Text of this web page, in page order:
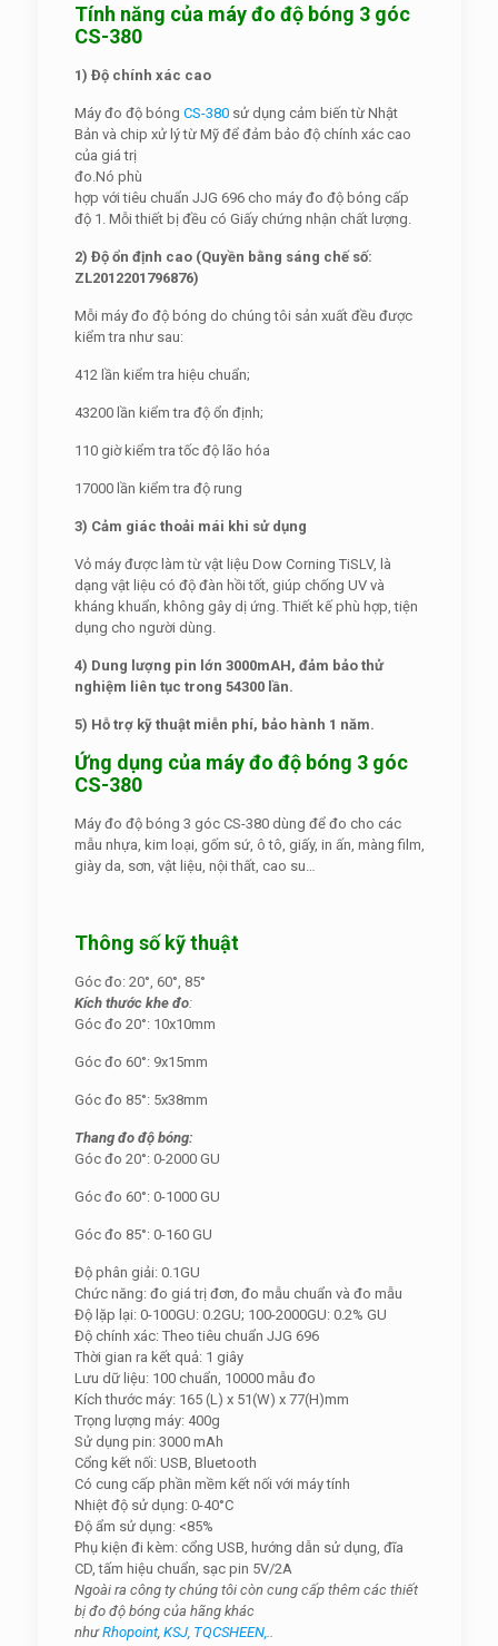
Tính năng của máy đo độ bóng 3 góc
CS-380
1) Độ chính xác cao
Máy đo độ bóng CS-380sử dụng cảm biến từ Nhật
Bản và chip xử lý từ Mỹ để đảm bảo độ chính xác cao
của giá trị
đo.Nó phù
hợp với tiêu chuẩn JJG 696 cho máy đo độ bóng cấp
độ 1. Mỗi thiết bị đều có Giấy chứng nhận chất lượng.
2) Độ ổn định cao (Quyền bằng sáng chế số:
ZL2012201796876)
Mỗi máy đo độ bóng do chúng tôi sản xuất đều được
kiểm tra như sau:
412 lần kiểm tra hiệu chuẩn;
43200 lần kiểm tra độ ổn định;
110 giờ kiểm tra tốc độ lão hóa
17000 lần kiểm tra độ rung
3) Cảm giác thoải mái khi sử dụng
Vỏ máy được làm từ vật liệu Dow Corning TiSLV, là
dạng vật liệu có độ đàn hồi tốt, giúp chống UV và
kháng khuẩn, không gây dị ứng. Thiết kế phù hợp, tiện
dụng cho người dùng.
4) Dung lượng pin lớn 3000mAH, đảm bảo thử
nghiệm liên tục trong 54300 lần.
5) Hỗ trợ kỹ thuật miễn phí, bảo hành 1 năm.
Ứng dụng của máy đo độ bóng 3 góc
CS-380
Máy đo độ bóng 3 góc CS-380 dùng để đo cho các
mẫu nhựa, kim loại, gốm sứ, ô tô, giấy, in ấn, màng film,
giày da, sơn, vật liệu, nội thất, cao su…
Thông số kỹ thuật
Góc đo: 20°, 60°, 85°
Kích thước khe đo:
Góc đo 20°: 10x10mm
Góc đo 60°: 9x15mm
Góc đo 85°: 5x38mm
Thang đo độ bóng:
Góc đo 20°: 0-2000 GU
Góc đo 60°: 0-1000 GU
Góc đo 85°: 0-160 GU
Độ phân giải: 0.1GU
Chức năng: đo giá trị đơn, đo mẫu chuẩn và đo mẫu
Độ lặp lại: 0-100GU: 0.2GU; 100-2000GU: 0.2% GU
Độ chính xác: Theo tiêu chuẩn JJG 696
Thời gian ra kết quả: 1 giây
Lưu dữ liệu: 100 chuẩn, 10000 mẫu đo
Kích thước máy: 165 (L) x 51(W) x 77(H)mm
Trọng lượng máy: 400g
Sử dụng pin: 3000 mAh
Cổng kết nối: USB, Bluetooth
Có cung cấp phần mềm kết nối với máy tính
Nhiệt độ sử dụng: 0-40°C
Độ ẩm sử dụng: <85%
Phụ kiện đi kèm: cổng USB, hướng dẫn sử dụng, đĩa
CD, tấm hiệu chuẩn, sạc pin 5V/2A
Ngoài ra công ty chúng tôi còn cung cấp thêm các thiết
bị đo độ bóng của hãng khác
nhưRhopoint, KSJ, TQCSHEEN,..